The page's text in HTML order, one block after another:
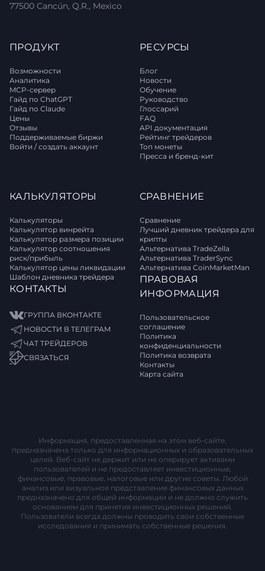
77500 Cancún, Q.R., Mexico
ПРОДУКТ
Возможности
Аналитика
MCP-сервер
Гайд по ChatGPT
Гайд по Claude
Цены
Отзывы
Поддерживаемые биржи
Войти / создать аккаунт
РЕСУРСЫ
Блог
Новости
Обучение
Руководство
Глоссарий
FAQ
API документация
Рейтинг трейдеров
Топ монеты
Пресса и бренд-кит
КАЛЬКУЛЯТОРЫ
Калькуляторы
Калькулятор винрейта
Калькулятор размера позиции
Калькулятор соотношения
риск/прибыль
Калькулятор цены ликвидации
Шаблон дневника трейдера
КОНТАКТЫ
ГРУППА ВКОНТАКТЕ
НОВОСТИ В ТЕЛЕГРАМ
ЧАТ ТРЕЙДЕРОВ
СВЯЗАТЬСЯ
СРАВНЕНИЕ
Сравнение
Лучший дневник трейдера для
крипты
Альтернатива TradeZella
Альтернатива TraderSync
Альтернатива CoinMarketMan
ПРАВОВАЯ
ИНФОРМАЦИЯ
Пользовательское
соглашение
Политика
конфиденциальности
Политика возврата
Контакты
Карта сайта
Информация, предоставленная на этом веб-сайте,
предназначена только для информационных и образовательных
целей. Веб-сайт не держит или не оперирует активами
пользователей и не предоставляет инвестиционные,
финансовые, правовые, налоговые или другие советы. Любой
анализ или визуальное представление финансовых данных
предназначено для общей информации и не должно служить
основанием для принятия инвестиционных решений.
Пользователи всегда должны проводить свои собственные
исследования и принимать собственные решения.